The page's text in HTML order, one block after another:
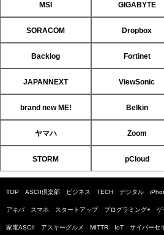
MSI GIGABYTE
SORACOM Dropbox
Backlog Fortinet
JAPANNEXT ViewSonic
brand new ME! Belkin
ヤマハ Zoom
STORM pCloud
TOP ASCII倶楽部 ビジネス TECH デジタル
アキバ スマホ スタートアップ プログラミング+ ゲ
家電ASCII アスキーグルメ MITTR IoT サイバーセ